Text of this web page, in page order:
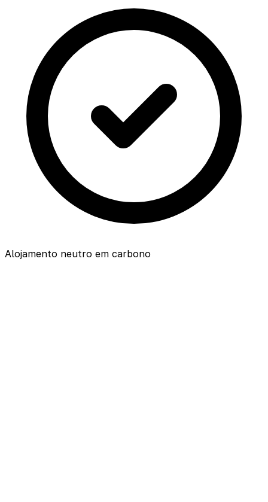
Alojamento neutro em carbono